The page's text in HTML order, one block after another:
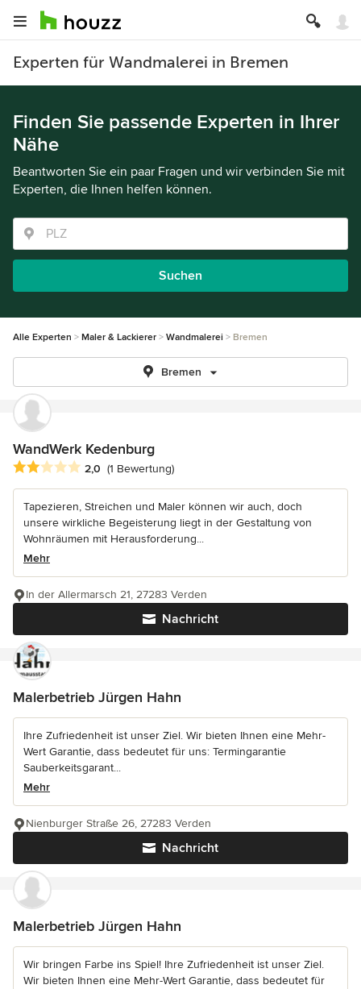
Experten für Wandmalerei in Bremen
Finden Sie passende Experten in Ihrer
Nähe
Beantworten Sie ein paar Fragen und wir verbinden Sie mit
Experten, die Ihnen helfen können.
Suchen
Alle Experten Maler & Lackierer Wandmalerei Bremen
Bremen
WandWerk Kedenburg
Durchschnittliche Bewertung: 2 von 5 Sternen
2,0 (1 Bewertung)
Tapezieren, Streichen und Maler können wir auch, doch
unsere wirkliche Begeisterung liegt in der Gestaltung von
Wohnräumen mit Herausforderung...
Mehr
Nachricht
In der Allermarsch 21, 27283 Verden
Malerbetrieb Jürgen Hahn
Ihre Zufriedenheit ist unser Ziel. Wir bieten Ihnen eine Mehr-
Wert Garantie, dass bedeutet für uns: Termingarantie
Sauberkeitsgarant...
Mehr
Nachricht
Nienburger Straße 26, 27283 Verden
Malerbetrieb Jürgen Hahn
Wir bringen Farbe ins Spiel! Ihre Zufriedenheit ist unser Ziel.
Wir bieten Ihnen eine Mehr-Wert Garantie, dass bedeutet für